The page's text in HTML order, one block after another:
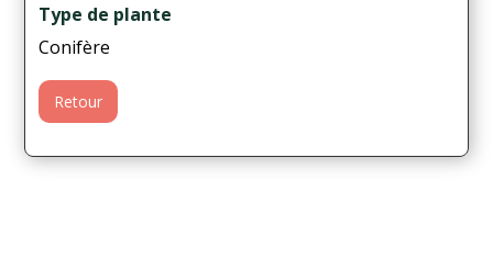
Type de plante
Conifère
Retour